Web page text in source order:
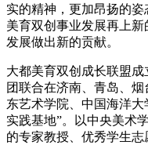
实的精神，更加昂扬的
美育双创事业发展再上
发展做出新的贡献。
大都美育双创成长联盟
团联合在济南、青岛、
东艺术学院、中国海洋大
实践基地”。以中央美术
的专家教授、优秀学生